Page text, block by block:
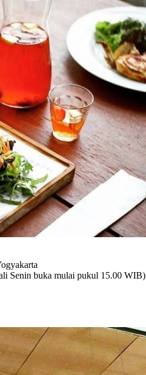
Senin buka mulai pukul 15.00 WIB)